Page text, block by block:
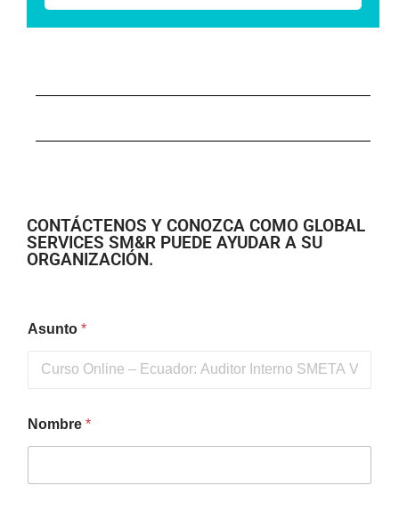
CONTÁCTENOS Y CONOZCA COMO GLOBAL
SERVICES SM&R PUEDE AYUDAR A SU
ORGANIZACIÓN.
Asunto *
Nombre *